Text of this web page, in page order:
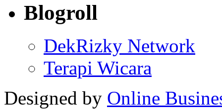
Blogroll
DekRizky Network
Terapi Wicara
Designed by Online